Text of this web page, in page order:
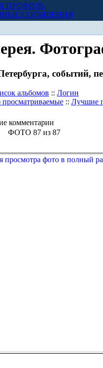
ПРОФИЛЬ
СООБЩЕНИЯ
событий,
альбомов :: Логин
просматриваемые:: Лучшие
комментарии
ФОТО 87 из 87